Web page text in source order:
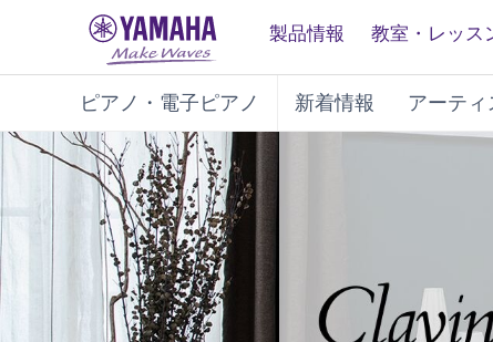
製品情報 教室・レッス
ピアノ・電子ピアノ 新着情報 アーティ